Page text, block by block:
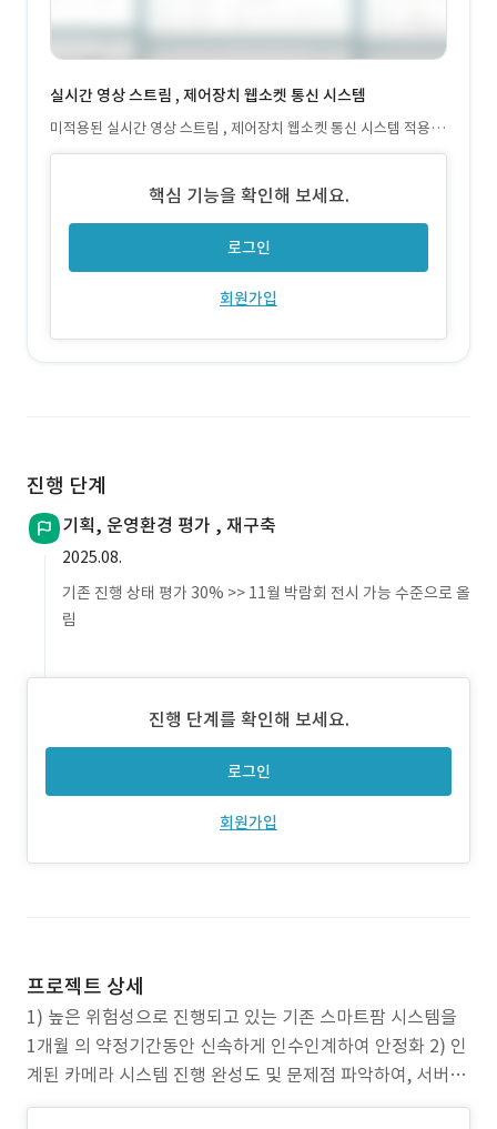
실시간 영상 스트림 , 제어장치 웹소켓 통신 시스템
미적용된 실시간 영상 스트림 , 제어장치 웹소켓 통신 시스템 적용완
료로 현재 시험 운영중인 상태.
핵심 기능을 확인해 보세요.
로그인
회원가입
진행 단계
기획, 운영환경 평가 , 재구축
2025.08.
기존 진행 상태 평가 30% >> 11월 박람회 전시 가능 수준으로 올
림
진행 단계를 확인해 보세요.
로그인
회원가입
프로젝트 상세
1) 높은 위험성으로 진행되고 있는 기존 스마트팜 시스템을
1개월 의 약정기간동안 신속하게 인수인계하여 안정화 2) 인
계된 카메라 시스템 진행 완성도 및 문제점 파악하여, 서버 적
용 3) 보안위험성을 최소화한 서버 선정 및 기존 시스템 테스